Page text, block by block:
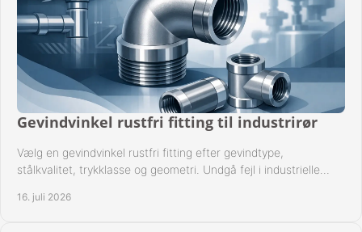
Gevindvinkel rustfri fitting til industrirør
Vælg en gevindvinkel rustfri fitting efter gevindtype,
stålkvalitet, trykklasse og geometri. Undgå fejl i industrielle
16. juli 2026